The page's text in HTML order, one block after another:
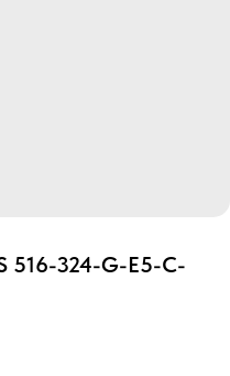
516-324-G-E5-C-